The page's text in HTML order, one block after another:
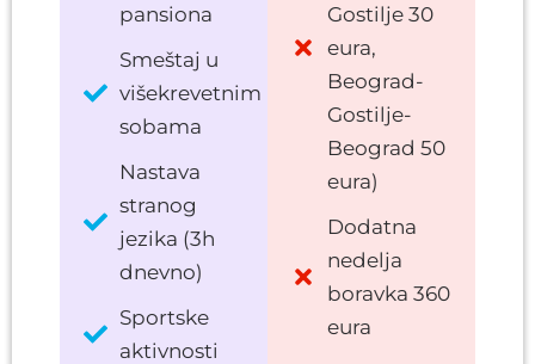
pansiona
Smeštaj u
višekrevetnim
sobama
Nastava
stranog
jezika (3h
dnevno)
Sportske
aktivnosti
Gostilje 30
eura,
Beograd-
Gostilje-
Beograd 50
eura)
Dodatna
nedelja
boravka 360
eura